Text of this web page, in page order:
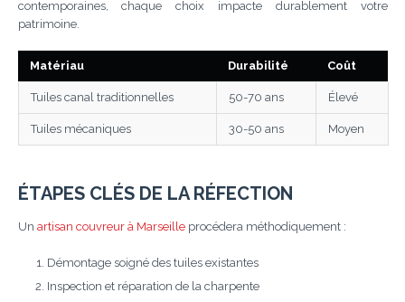
contemporaines, chaque choix impacte durablement votre
patrimoine.
Matériau Durabilité Coût
Tuiles canal traditionnelles 50-70 ans Élevé
Tuiles mécaniques 30-50 ans Moyen
ÉTAPES CLÉS DE LA RÉFECTION
Un artisan couvreur à Marseilleprocédera méthodiquement :
Démontage soigné des tuiles existantes
Inspection et réparation de la charpente